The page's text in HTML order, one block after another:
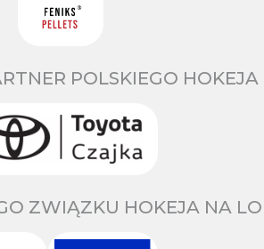
POLSKIEGO HOKEJA
ZWIĄZKU HOKEJA NA